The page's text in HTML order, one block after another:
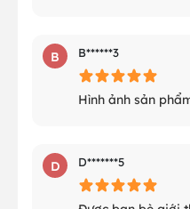
B B******3
Hình ảnh sản
D D*******5